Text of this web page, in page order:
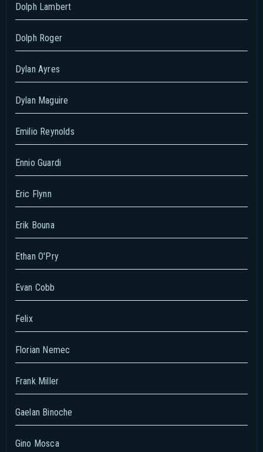
Dolph Lambert
Dolph Roger
Dylan Ayres
Dylan Maguire
Emilio Reynolds
Ennio Guardi
Eric Flynn
Erik Bouna
Ethan O'Pry
Evan Cobb
Felix
Florian Nemec
Frank Miller
Gaelan Binoche
Gino Mosca